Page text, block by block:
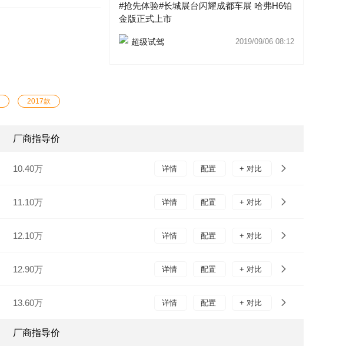
#抢先体验#长城展台闪耀成都车展 哈弗H6铂
金版正式上市
超级试驾 2019/09/06 08:12
2017款
厂商指导价
10.40万 详情 配置 + 对比
11.10万 详情 配置 + 对比
12.10万 详情 配置 + 对比
12.90万 详情 配置 + 对比
13.60万 详情 配置 + 对比
厂商指导价